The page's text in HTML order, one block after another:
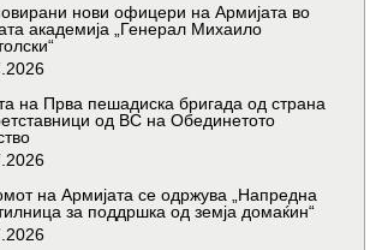
нови офицери на Армијата во
академија „Генерал Михаило
на Прва пешадиска бригада од страна
од ВС на Обединетото
на Армијата се одржува „Напредна
за поддршка од земја домаќин“